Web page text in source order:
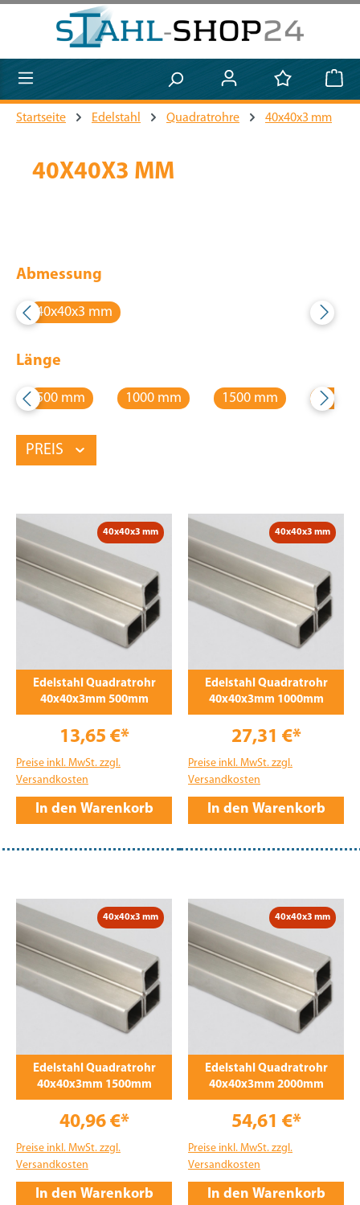
Zum Hauptinhalt springen
Startseite Edelstahl Quadratrohre 40x40x3 mm
40X40X3 MM
Abmessung
40x40x3 mm
Länge
500 mm 1000 mm 1500 mm 2000
PREIS
40x40x3 mm
Edelstahl Quadratrohr
40x40x3mm 500mm
13,65 €*
Preise inkl. MwSt. zzgl.
Versandkosten
In den Warenkorb
40x40x3 mm
Edelstahl Quadratrohr
40x40x3mm 1000mm
27,31 €*
Preise inkl. MwSt. zzgl.
Versandkosten
In den Warenkorb
40x40x3 mm
Edelstahl Quadratrohr
40x40x3mm 1500mm
40,96 €*
Preise inkl. MwSt. zzgl.
Versandkosten
In den Warenkorb
40x40x3 mm
Edelstahl Quadratrohr
40x40x3mm 2000mm
54,61 €*
Preise inkl. MwSt. zzgl.
Versandkosten
In den Warenkorb